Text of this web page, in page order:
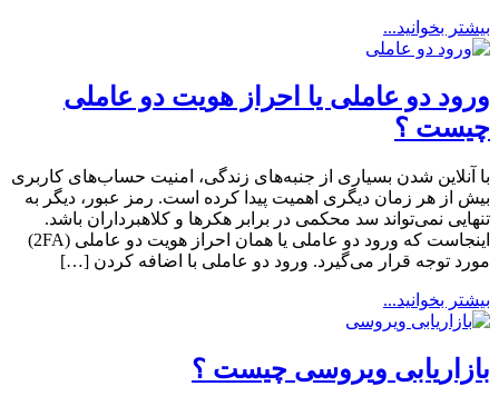
بیشتر بخوانید...
ورود دو عاملی یا احراز هویت دو عاملی
چیست ؟
با آنلاین شدن بسیاری از جنبه‌های زندگی، امنیت حساب‌های کاربری
بیش از هر زمان دیگری اهمیت پیدا کرده است. رمز عبور، دیگر به
تنهایی نمی‌تواند سد محکمی در برابر هکرها و کلاهبرداران باشد.
اینجاست که ورود دو عاملی یا همان احراز هویت دو عاملی (2FA)
مورد توجه قرار می‌گیرد. ورود دو عاملی با اضافه کردن […]
بیشتر بخوانید...
بازاریابی ویروسی چیست ؟